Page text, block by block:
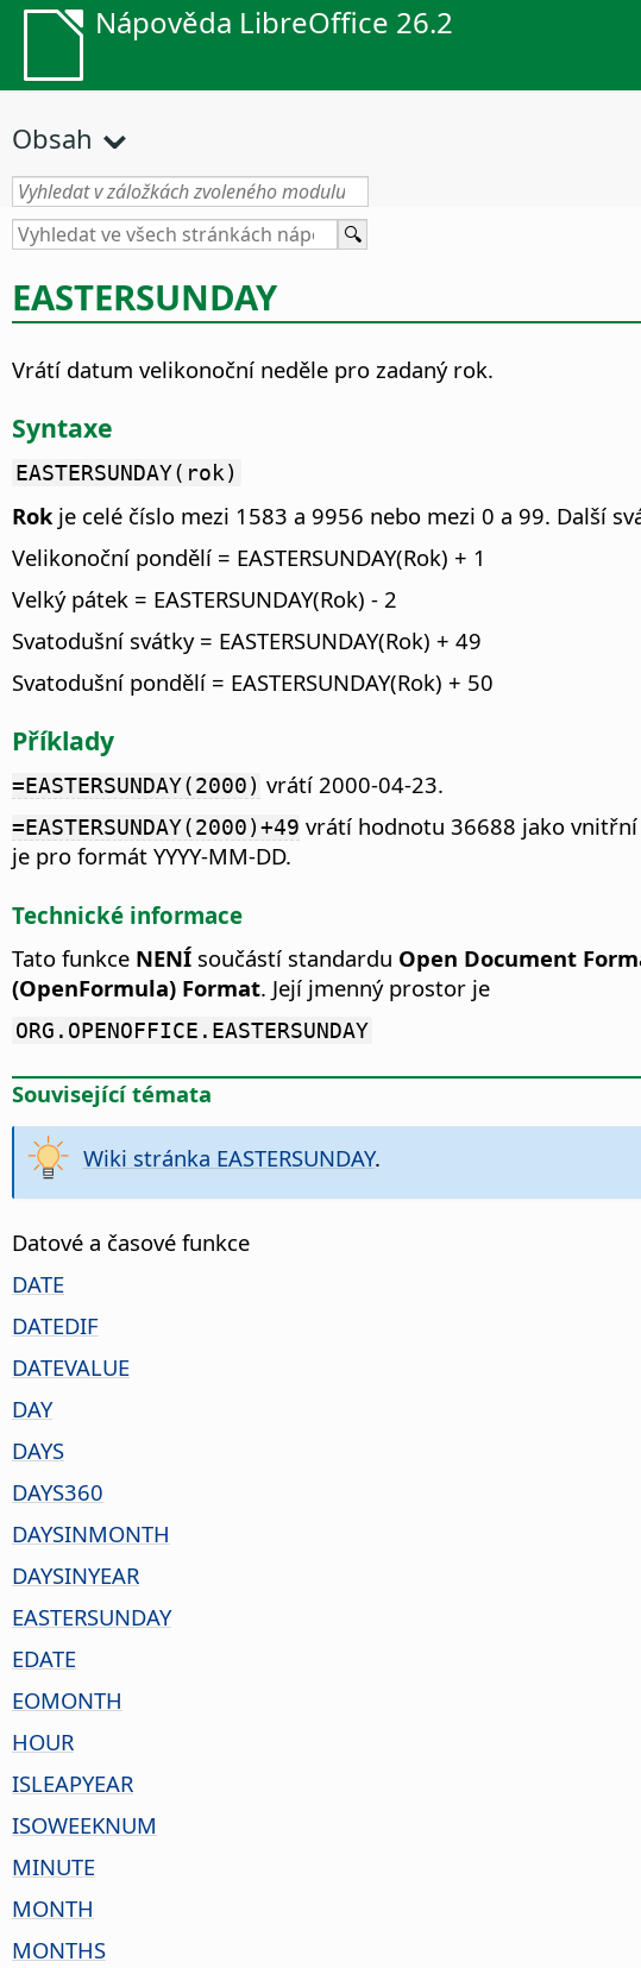
Nápověda LibreOffice 26.2
Obsah
EASTERSUNDAY
Vrátí datum velikonoční neděle pro zadaný rok.
Syntaxe
EASTERSUNDAY(rok)
Rokje celé číslo mezi 1583 a 9956 nebo mezi 0 a 99. Další
Velikonoční pondělí = EASTERSUNDAY(Rok) + 1
Velký pátek = EASTERSUNDAY(Rok) - 2
Svatodušní svátky = EASTERSUNDAY(Rok) + 49
Svatodušní pondělí = EASTERSUNDAY(Rok) + 50
Příklady
=EASTERSUNDAY(2000) vrátí 2000-04-23.
=EASTERSUNDAY(2000)+49 vrátí hodnotu 36688 jako
je pro formát YYYY-MM-DD.
Technické informace
Tato funkce NENÍ součástí standardu Open Document
(OpenFormula) Format. Její jmenný prostor je
ORG.OPENOFFICE.EASTERSUNDAY
Související témata
Wiki stránka EASTERSUNDAY.
Datové a časové funkce
DATE
DATEDIF
DATEVALUE
DAY
DAYS
DAYS360
DAYSINMONTH
DAYSINYEAR
EASTERSUNDAY
EDATE
EOMONTH
HOUR
ISLEAPYEAR
ISOWEEKNUM
MINUTE
MONTH
MONTHS